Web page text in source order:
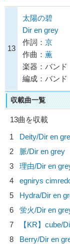
13
太陽の碧
Dir en grey
作詞： 京
作曲： 薫
楽器：バンド
編成：バンド
収載曲一覧
13曲を収載
1
Deity/Dir en
2
脈/Dir en grey
3
理由/Dir en
4
egnirys
5
Hydra/Dir en
6
蛍火/Dir en
7
【KR】cube/
8
Berry/Dir en